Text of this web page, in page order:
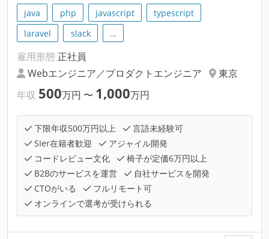
java php javascript
typescript
laravel
slack …
雇用形態 正社員
Webエンジニア／プロダクトエンジニア
東京
年収 500万円 〜 1,000万円
下限年収500万円以上
言語未経験可
SIer在籍者歓迎
アジャイル開発
コードレビュー文化
椅子が定価6万円以上
B2Bのサービスを運営
自社サービスを開発
CTOがいる
フルリモート可
オンラインで選考が受けられる